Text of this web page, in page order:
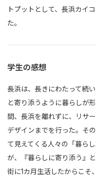
トプットとして、長浜カイ
た。
学生の感想
長浜は、長きにわたって続
と寄り添うように暮らしが
間、長浜を離れずに、リサ
デザインまでを行った。そ
て見えてくる人々の「暮ら
が、『暮らしに寄り添う』
街に1カ月生活したからこそ